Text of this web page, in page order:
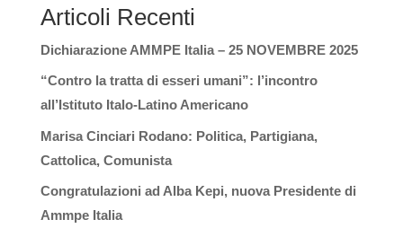
Articoli Recenti
Dichiarazione AMMPE Italia – 25 NOVEMBRE 2025
“Contro la tratta di esseri umani”: l’incontro
all’Istituto Italo-Latino Americano
Marisa Cinciari Rodano: Politica, Partigiana,
Cattolica, Comunista
Congratulazioni ad Alba Kepi, nuova Presidente di
Ammpe Italia